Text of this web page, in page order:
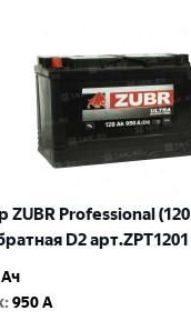
ZUBR Professional (120
D2 арт.ZPT1201
:950 A